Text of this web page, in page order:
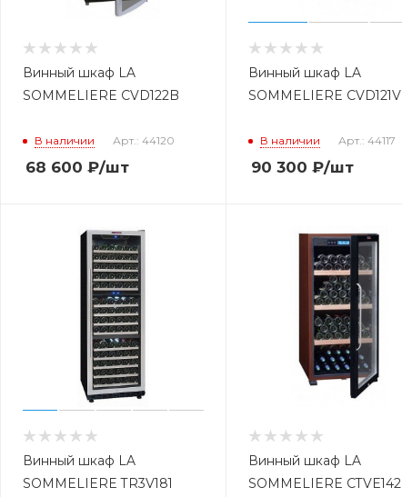
Винный шкаф LA
SOMMELIERE CVD122B
В наличии Арт.: 44120
68 600 ₽/шт
Винный шкаф LA
SOMMELIERE CVD121V
В наличии Арт.: 44117
90 300 ₽/шт
Винный шкаф LA
SOMMELIERE TR3V181
Винный шкаф LA
SOMMELIERE CTVE142